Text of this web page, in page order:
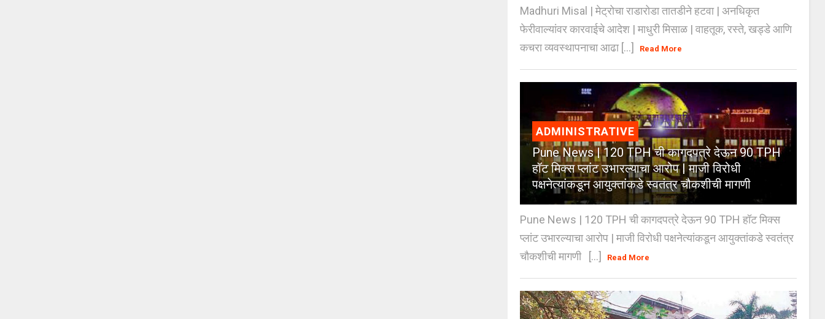
Madhuri Misal | मेट्रोचा राडारोडा तातडीने हटवा | अनधिकृत
फेरीवाल्यांवर कारवाईचे आदेश | माधुरी मिसाळ | वाहतूक, रस्ते, खड्डे आणि
कचरा व्यवस्थापनाचा आढा [...]
Read More
ADMINISTRATIVE
Pune News | 120 TPH ची कागदपत्रे देऊन 90 TPH
हॉट मिक्स प्लांट उभारल्याचा आरोप | माजी विरोधी
पक्षनेत्यांकडून आयुक्तांकडे स्वतंत्र चौकशीची मागणी
Pune News | 120 TPH ची कागदपत्रे देऊन 90 TPH हॉट मिक्स
प्लांट उभारल्याचा आरोप | माजी विरोधी पक्षनेत्यांकडून आयुक्तांकडे स्वतंत्र
चौकशीची मागणी [...]
Read More